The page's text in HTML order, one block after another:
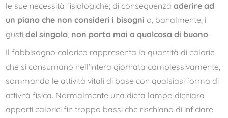
le sue necessità fisiologiche; di conseguenzaaderire ad
un piano che non consideri i bisogni o, banalmente, i
gustidel singolo, non porta mai a qualcosa di buono.
Il fabbisogno calorico rappresenta la quantità di calorie
che si consumano nell’intera giornata complessivamente,
sommando le attività vitali di base con qualsiasi forma di
attività fisica. Normalmente una dieta lampo dichiara
apporti calorici fin troppo bassi che rischiano di inficiare